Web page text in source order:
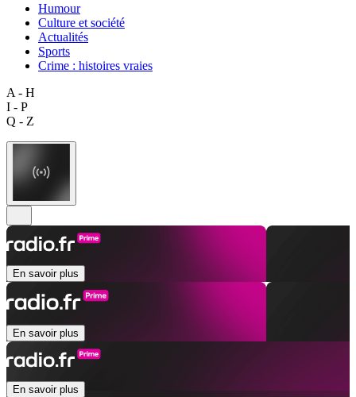
Humour
Culture et société
Actualités
Sports
Crime : histoires vraies
A - H
I - P
Q - Z
En savoir plus
En savoir plus
En savoir plus